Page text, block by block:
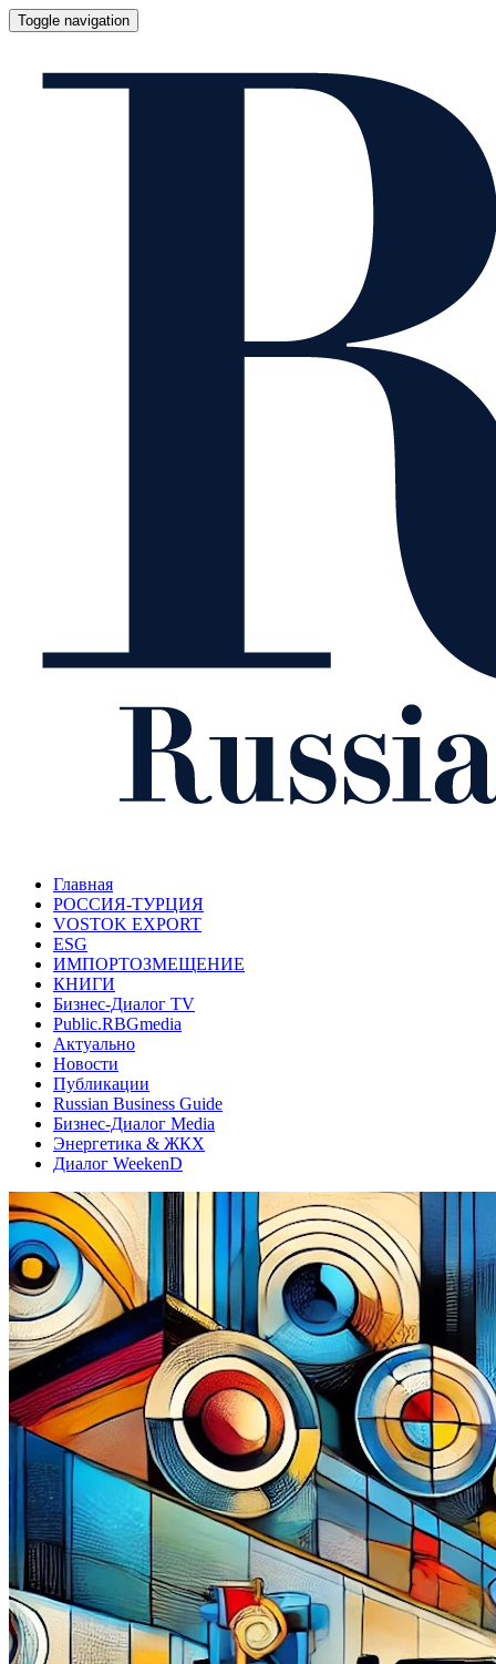
Toggle navigation
Главная
РОССИЯ-ТУРЦИЯ
VOSTOK EXPORT
ESG
ИМПОРТОЗМЕЩЕНИЕ
КНИГИ
Бизнес-Диалог TV
Public.RBGmedia
Актуально
Новости
Публикации
Russian Business Guide
Бизнес-Диалог Media
Энергетика & ЖКХ
Диалог WeekenD